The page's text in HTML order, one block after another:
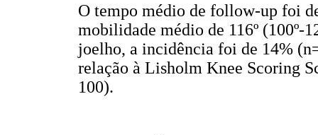
O tempo médio de follow-up foi
mobilidade médio de 116º (100º-
joelho, a incidência foi de 14%
relação à Lisholm Knee Scoring
100).